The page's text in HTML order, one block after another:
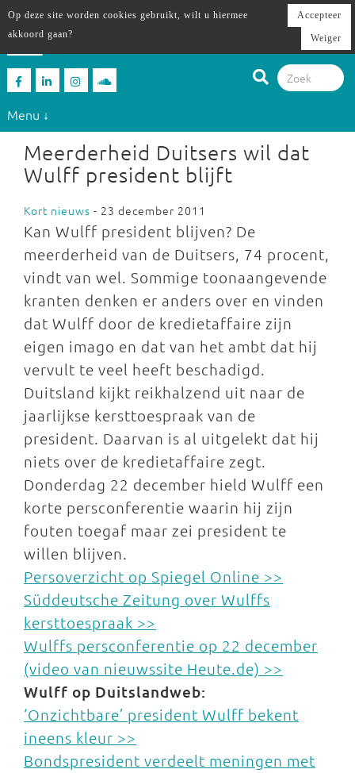
Menu ↓
Meerderheid Duitsers wil dat
Wulff president blijft
Kort nieuws - 23 december 2011
Kan Wulff president blijven? De
meerderheid van de Duitsers, 74 procent,
vindt van wel. Sommige toonaangevende
kranten denken er anders over en vinden
dat Wulff door de kredietaffaire zijn
eigen imago en dat van het ambt dat hij
vervult te veel heeft beschadigd.
Duitsland kijkt reikhalzend uit naar de
jaarlijkse kersttoespraak van de
president. Daarvan is al uitgelekt dat hij
niets over de kredietaffaire zegt.
Donderdag 22 december hield Wulff een
korte persconferentie waarin hij zijn
fouten toegaf maar zei president te
willen blijven.
Persoverzicht op Spiegel Online >>
Süddeutsche Zeitung over Wulffs
kersttoespraak >>
Wulffs persconferentie op 22 december
(video van nieuwssite Heute.de) >>
Wulff op Duitslandweb:
‘Onzichtbare’ president Wulff bekent
ineens kleur >>
Bondspresident verdeelt meningen met
Op deze site worden cookies gebruikt, wilt u hiermee
akkoord gaan?
Accepteer
Weiger